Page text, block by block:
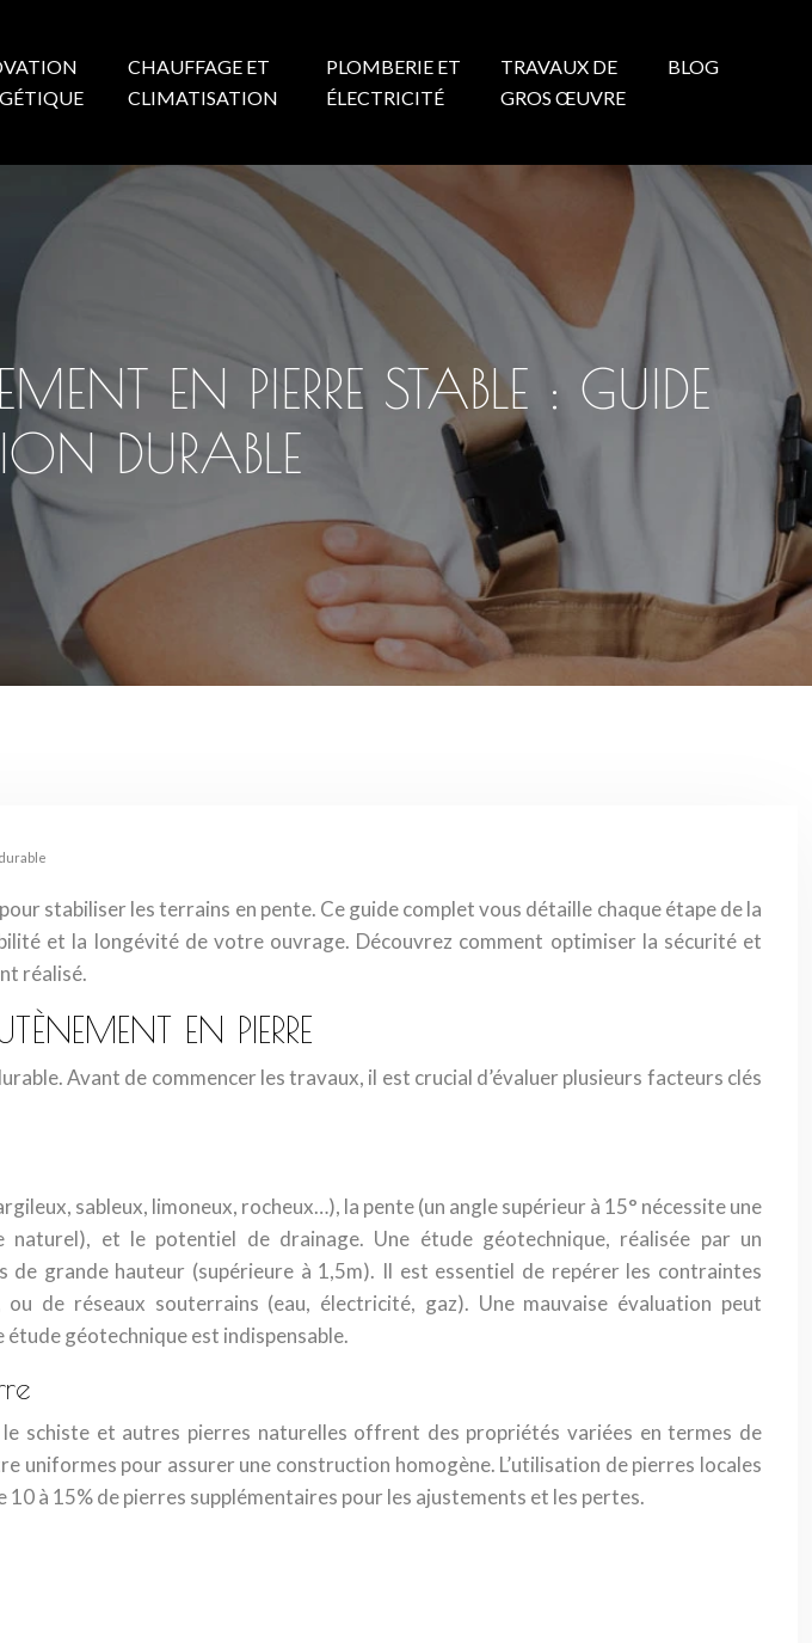
CHAUFFAGE ET
CLIMATISATION
PLOMBERIE ET
ÉLECTRICITÉ
TRAVAUX DE
GROS ŒUVRE
BLOG
EN PIERRE STABLE : GUIDE
DURABLE
stabiliser les terrains en pente. Ce guide complet vous détaille chaque étape de la
et la longévité de votre ouvrage. Découvrez comment optimiser la sécurité et
réalisé.
EN PIERRE
Avant de commencer les travaux, il est crucial d’évaluer plusieurs facteurs clés
sableux, limoneux, rocheux…), la pente (un angle supérieur à 15° nécessite une
naturel), et le potentiel de drainage. Une étude géotechnique, réalisée par un
grande hauteur (supérieure à 1,5m). Il est essentiel de repérer les contraintes
de réseaux souterrains (eau, électricité, gaz). Une mauvaise évaluation peut
géotechnique est indispensable.
schiste et autres pierres naturelles offrent des propriétés variées en termes de
pour assurer une construction homogène. L’utilisation de pierres locales
à 15% de pierres supplémentaires pour les ajustements et les pertes.